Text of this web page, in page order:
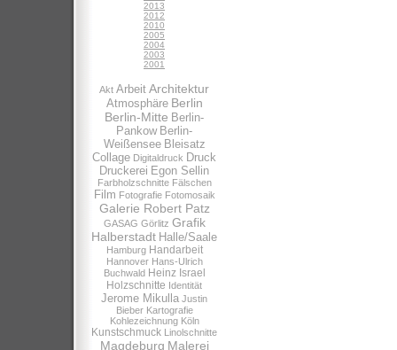
2013
2012
2010
2005
2004
2003
2001
Akt Arbeit Architektur
Atmosphäre Berlin
Berlin-Mitte Berlin-
Pankow Berlin-
Weißensee Bleisatz
Collage Digitaldruck Druck
Druckerei Egon Sellin
Farbholzschnitte Fälschen
Film Fotografie Fotomosaik
Galerie Robert Patz
GASAG Görlitz Grafik
Halberstadt Halle/Saale
Hamburg Handarbeit
Hannover Hans-Ulrich
Buchwald Heinz Israel
Holzschnitte Identität
Jerome Mikulla Justin
Bieber Kartografie
Kohlezeichnung Köln
Kunstschmuck Linolschnitte
Magdeburg Malerei